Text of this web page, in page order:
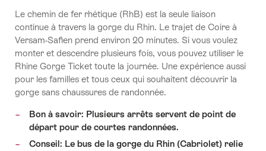
Le chemin de fer rhétique (RhB) est la seule liaison
continue à travers la gorge du Rhin. Le trajet de Coire à
Versam-Safien prend environ 20 minutes. Si vous voulez
monter et descendre plusieurs fois, vous pouvez utiliser le
Rhine Gorge Ticket toute la journée. Une expérience aussi
pour les familles et tous ceux qui souhaitent découvrir la
gorge sans chaussures de randonnée.
Bon à savoir: Plusieurs arrêts servent de point de
départ pour de courtes randonnées.
Conseil: Le bus de la gorge du Rhin (Cabriolet) relie